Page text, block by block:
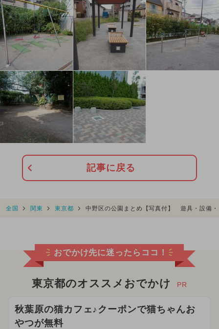
記事に戻る
全国 関東 東京都 中野区の公園まとめ【写真付】 遊具・設備
おでかけ先に迷ったらココ！
東京都のオススメおでかけ PR
秋葉原の猫カフェ♪クーポンで猫ちゃんお
やつが無料